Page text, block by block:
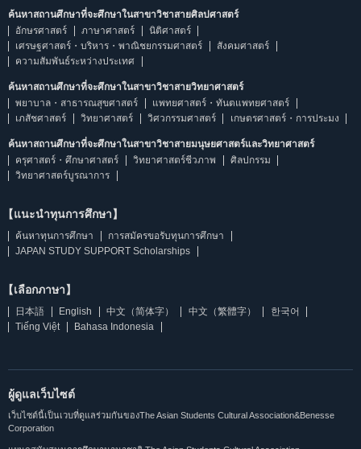
ค้นหาสถานศึกษาที่จะศึกษาในสาขาวิชาสายศิลปศาสตร์
อักษรศาสตร์
ภาษาศาสตร์
นิติศาสตร์
เศรษฐศาสตร์・บริหาร・พาณิชยกรรมศาสตร์
สังคมศาสตร์
ความสัมพันธ์ระหว่างประเทศ
ค้นหาสถานศึกษาที่จะศึกษาในสาขาวิชาสายวิทยาศาสตร์
พยาบาล・สาธารณสุขศาสตร์
แพทยศาสตร์・ทันตแพทยศาสตร์
เภสัชศาสตร์
วิทยาศาสตร์ วิศวกรรมศาสตร์ เกษตรศาสตร์・การประมง
ค้นหาสถานศึกษาที่จะศึกษาในสาขาวิชาสายมนุษยศาสตร์และวิทยาศาสตร์
ครุศาสตร์・ศึกษาศาสตร์
วิทยาศาสตร์ชีวภาพ
ศิลปกรรม
วิทยาศาสตร์บูรณาการ
【แนะนำทุนการศึกษา】
ค้นหาทุนการศึกษา
การสมัครขอรับทุนการศึกษา
JAPAN STUDY SUPPORT Scholarships
【เลือกภาษา】
日本語 English 中文（简体字） 中文（繁體字）
한국어
Tiếng Việt
Bahasa Indonesia
ผู้ดูแลเว็บไซต์
เว็บไซต์นี้เป็นเวบที่ดูแลร่วมกันของThe Asian Students Cultural Association&Benesse
Corporation